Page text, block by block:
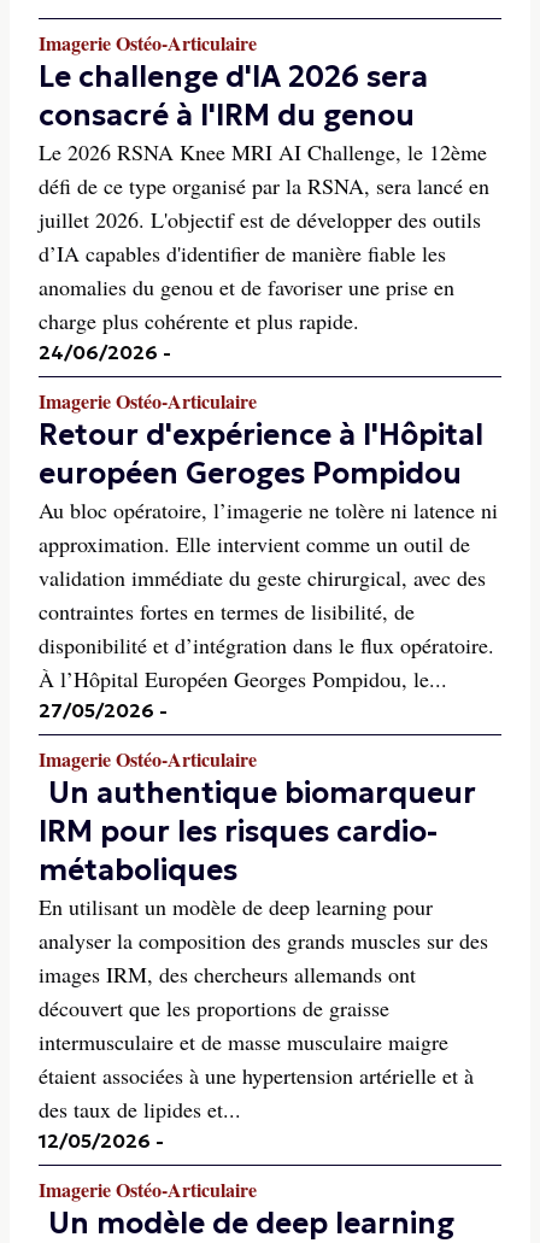
Imagerie Ostéo-Articulaire
Le challenge d'IA 2026 sera
consacré à l'IRM du genou
Le 2026 RSNA Knee MRI AI Challenge, le 12ème
défi de ce type organisé par la RSNA, sera lancé en
juillet 2026. L'objectif est de développer des outils
d’IA capables d'identifier de manière fiable les
anomalies du genou et de favoriser une prise en
charge plus cohérente et plus rapide.
24/06/2026 -
Imagerie Ostéo-Articulaire
Retour d'expérience à l'Hôpital
européen Geroges Pompidou
Au bloc opératoire, l’imagerie ne tolère ni latence ni
approximation. Elle intervient comme un outil de
validation immédiate du geste chirurgical, avec des
contraintes fortes en termes de lisibilité, de
disponibilité et d’intégration dans le flux opératoire.
À l’Hôpital Européen Georges Pompidou, le...
27/05/2026 -
Imagerie Ostéo-Articulaire
Un authentique biomarqueur
IRM pour les risques cardio-
métaboliques
En utilisant un modèle de deep learning pour
analyser la composition des grands muscles sur des
images IRM, des chercheurs allemands ont
découvert que les proportions de graisse
intermusculaire et de masse musculaire maigre
étaient associées à une hypertension artérielle et à
des taux de lipides et...
12/05/2026 -
Imagerie Ostéo-Articulaire
Un modèle de deep learning